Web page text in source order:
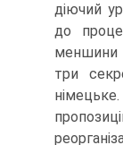
діючий
до
меншини
три